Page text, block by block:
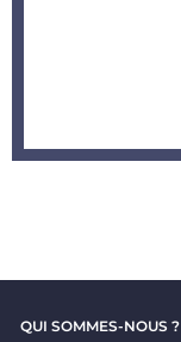
QUI SOMMES-NOUS ?